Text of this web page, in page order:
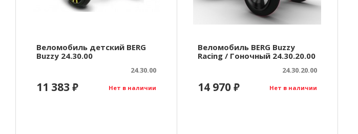
Веломобиль детский BERG
Buzzy 24.30.00
24.30.00
Нет в наличии
11 383₽
Веломобиль BERG Buzzy
Racing / Гоночный 24.30.20.00
24.30.20.00
Нет в наличии
14 970₽